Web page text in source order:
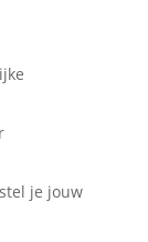
je jouw